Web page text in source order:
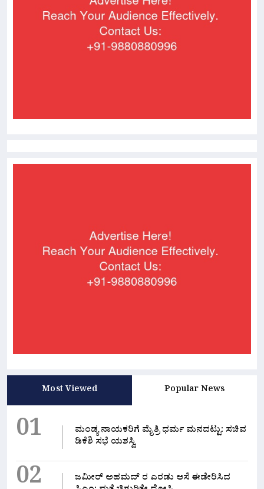
Most Viewed Popular News
01
ಮಂಡ್ಯ ನಾಯಕರಿಗೆ ಮೈತ್ರಿ ಧರ್ಮ ಮನದಟ್ಟು: ಸಚಿವ
ಡಿಕೆಶಿ ಸಭೆ ಯಶಸ್ವಿ
02
ಜಮೀರ್ ಅಹಮದ್ ರ ಎರಡು ಆಸೆ ಈಡೇರಿಸಿದ